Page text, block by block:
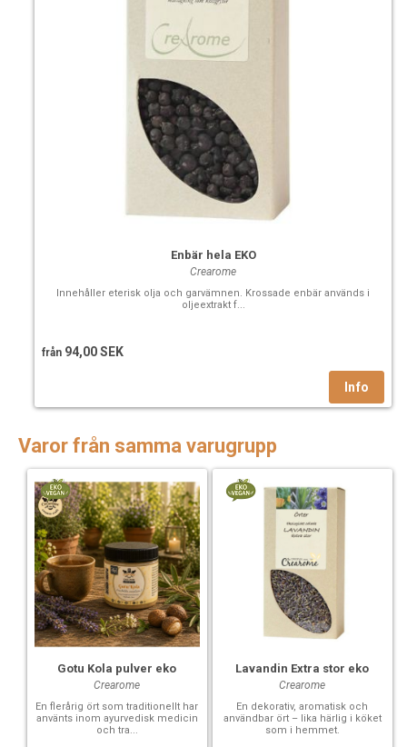
Enbär hela EKO
Crearome
Innehåller eterisk olja och garvämnen. Krossade enbär används i
oljeextrakt f...
från 94,00 SEK
Varor från samma varugrupp
Gotu Kola pulver eko
Crearome
En flerårig ört som traditionellt har
använts inom ayurvedisk medicin
och tra...
Lavandin Extra stor eko
Crearome
En dekorativ, aromatisk och
användbar ört – lika härlig i köket
som i hemmet.